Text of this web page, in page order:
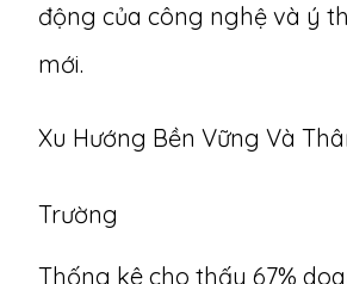
động của công nghệ và ý
mới.
Xu Hướng Bền Vững Và
Trường
Thống kê cho thấy 67%